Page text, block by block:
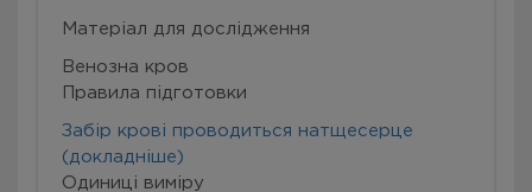
Матеріал для дослідження
Венозна кров
Правила підготовки
Забір крові проводиться натщесерце
(докладніше)
Одиниці виміру